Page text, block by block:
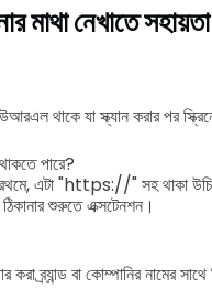
মাথা নেখাতে
থাকে যা স্ক্যান করার পর
পারে?
প্রথমে, এটা "https://" সহ থাকা
শুরুতে এক্সটেনশন।
ব্র্যান্ড বা কোম্পানির নামের